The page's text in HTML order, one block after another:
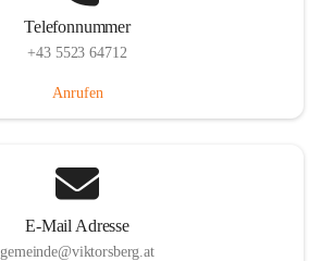
Telefonnummer
+43 5523 64712
Anrufen
E-Mail Adresse
gemeinde@viktorsberg.at